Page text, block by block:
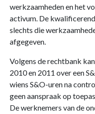
werkzaamheden en het
activum. De
slechts die
afgegeven.
Volgens de rechtbank
2010 en 2011 over een
wiens S&O-uren na
geen aanspraak op
De werknemers van de